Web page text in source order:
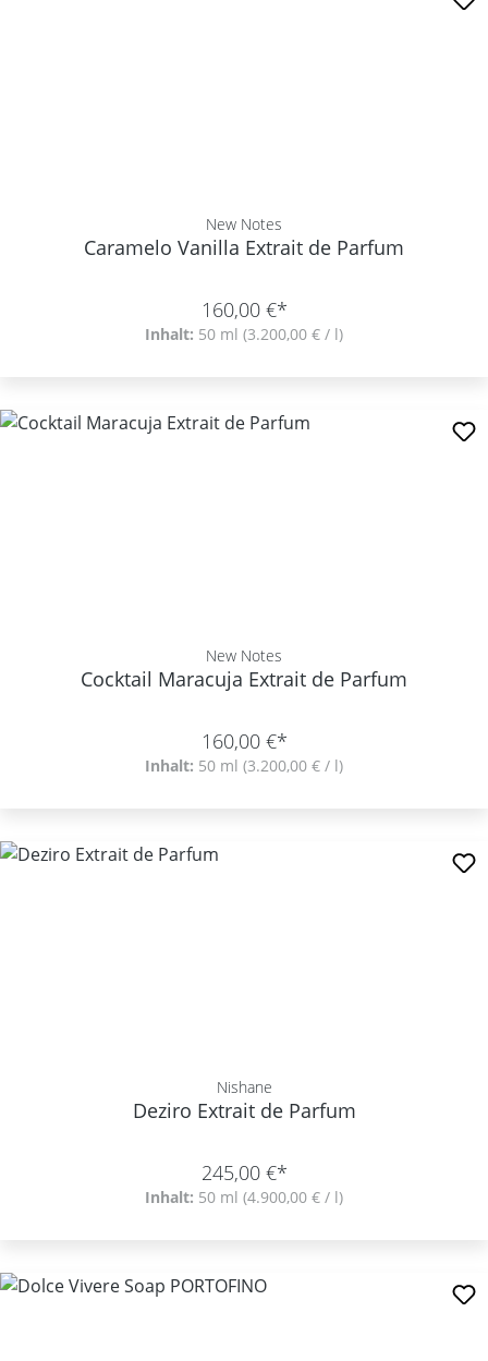
New Notes
Caramelo Vanilla Extrait de Parfum
160,00 €*
Inhalt: 50 ml (3.200,00 € / l)
New Notes
Cocktail Maracuja Extrait de Parfum
160,00 €*
Inhalt: 50 ml (3.200,00 € / l)
Nishane
Deziro Extrait de Parfum
245,00 €*
Inhalt: 50 ml (4.900,00 € / l)